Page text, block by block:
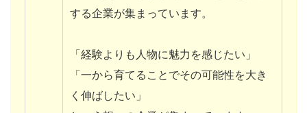
する企業が集まっています。
「経験よりも人物に魅力を感じたい」
「一から育てることでその可能性を大き
く伸ばしたい」